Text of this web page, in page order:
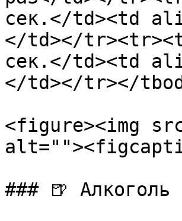
сек.</td><td
</td></
сек.</td><td
</td></tr></
<figure><img
### 🍺 Алкоголь